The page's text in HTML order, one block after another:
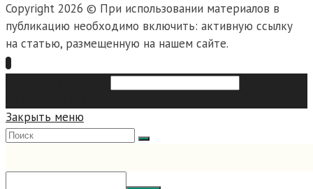
Copyright 2026 © При использовании материалов в
публикацию необходимо включить: активную ссылку
на статью, размещенную на нашем сайте.
Закрыть меню